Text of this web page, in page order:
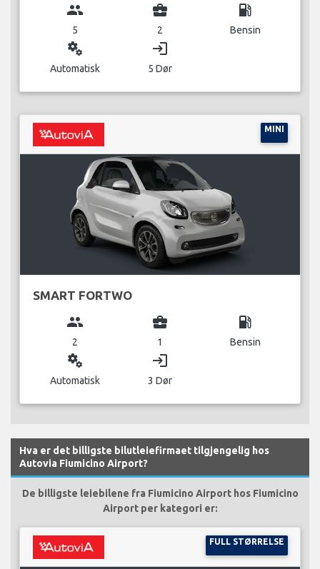
group
5
business_center
2
local_gas_station
Bensin
miscellaneous_services
Automatisk
login
5 Dør
MINI
SMART FORTWO
group
2
business_center
1
local_gas_station
Bensin
miscellaneous_services
Automatisk
login
3 Dør
Hva er det billigste bilutleiefirmaet tilgjengelig hos
Autovia Fiumicino Airport?
De billigste leiebilene fra Fiumicino Airport hos Fiumicino
Airport per kategori er:
FULL STØRRELSE